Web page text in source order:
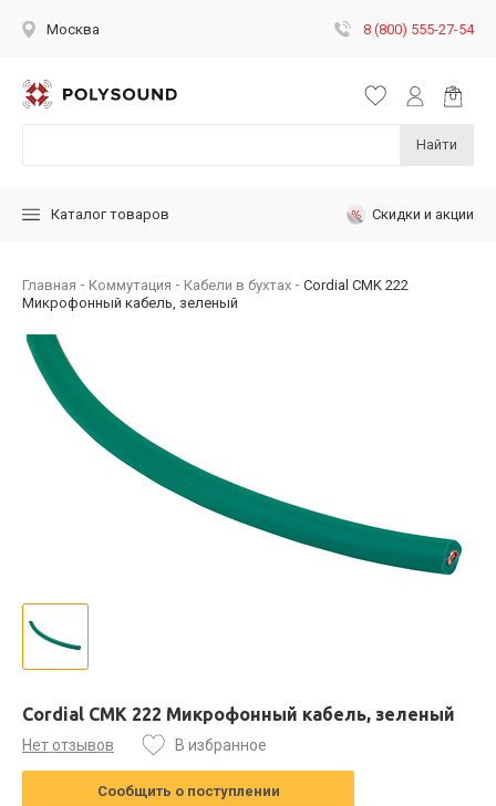
Москва 8 (800) 555-27-54
Найти
Каталог товаров Скидки и акции
Главная Коммутация Кабели в бухтах
Cordial CMK 222
Микрофонный кабель, зеленый
Cordial CMK 222 Микрофонный кабель, зеленый
Нет отзывов В избранное
Сообщить о поступлении